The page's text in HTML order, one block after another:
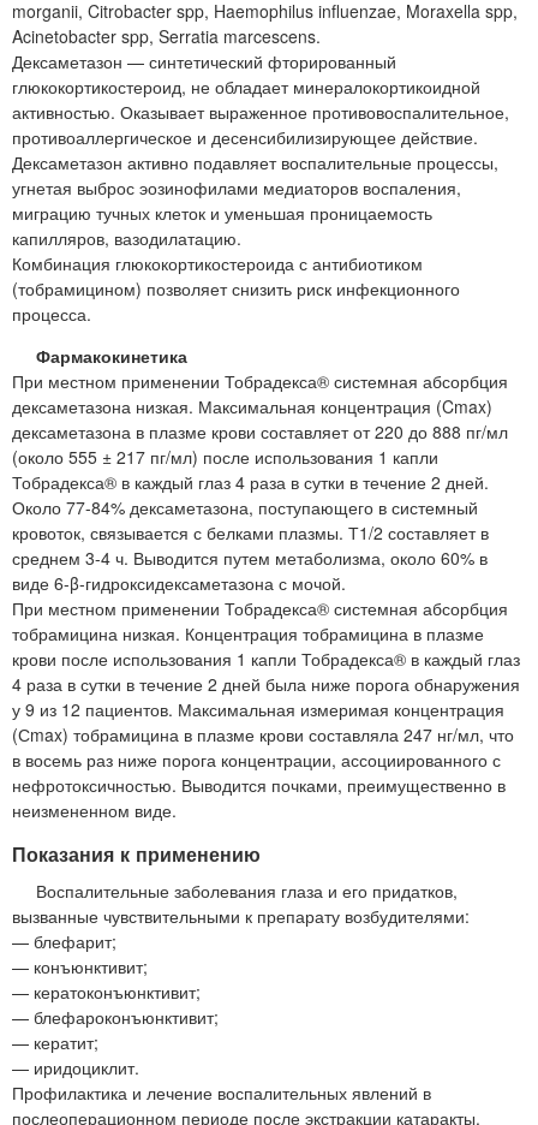
morganii, Citrobacter spp, Haemophilus influenzae, Moraxella spp,
Acinetobacter spp, Serratia marcescens.
Дексаметазон — синтетический фторированный
глюкокортикостероид, не обладает минералокортикоидной
активностью. Оказывает выраженное противовоспалительное,
противоаллергическое и десенсибилизирующее действие.
Дексаметазон активно подавляет воспалительные процессы,
угнетая выброс эозинофилами медиаторов воспаления,
миграцию тучных клеток и уменьшая проницаемость
капилляров, вазодилатацию.
Комбинация глюкокортикостероида с антибиотиком
(тобрамицином) позволяет снизить риск инфекционного
процесса.
Фармакокинетика
При местном применении Тобрадекса® системная абсорбция
дексаметазона низкая. Максимальная концентрация (Cmax)
дексаметазона в плазме крови составляет от 220 до 888 пг/мл
(около 555 ± 217 пг/мл) после использования 1 капли
Тобрадекса® в каждый глаз 4 раза в сутки в течение 2 дней.
Около 77-84% дексаметазона, поступающего в системный
кровоток, связывается с белками плазмы. Т1/2 составляет в
среднем 3-4 ч. Выводится путем метаболизма, около 60% в
виде 6-β-гидроксидексаметазона с мочой.
При местном применении Тобрадекса® системная абсорбция
тобрамицина низкая. Концентрация тобрамицина в плазме
крови после использования 1 капли Тобрадекса® в каждый глаз
4 раза в сутки в течение 2 дней была ниже порога обнаружения
у 9 из 12 пациентов. Максимальная измеримая концентрация
(Сmax) тобрамицина в плазме крови составляла 247 нг/мл, что
в восемь раз ниже порога концентрации, ассоциированного с
нефротоксичностью. Выводится почками, преимущественно в
неизмененном виде.
Показания к применению
Воспалительные заболевания глаза и его придатков,
вызванные чувствительными к препарату возбудителями:
— блефарит;
— конъюнктивит;
— кератоконъюнктивит;
— блефароконъюнктивит;
— кератит;
— иридоциклит.
Профилактика и лечение воспалительных явлений в
послеоперационном периоде после экстракции катаракты.